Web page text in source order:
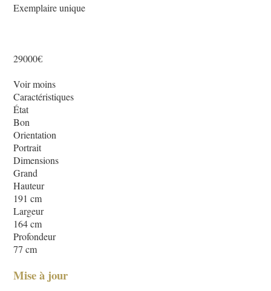
Exemplaire unique
29000€
Voir moins
Caractéristiques
État
Bon
Orientation
Portrait
Dimensions
Grand
Hauteur
191 cm
Largeur
164 cm
Profondeur
77 cm
Mise à jour